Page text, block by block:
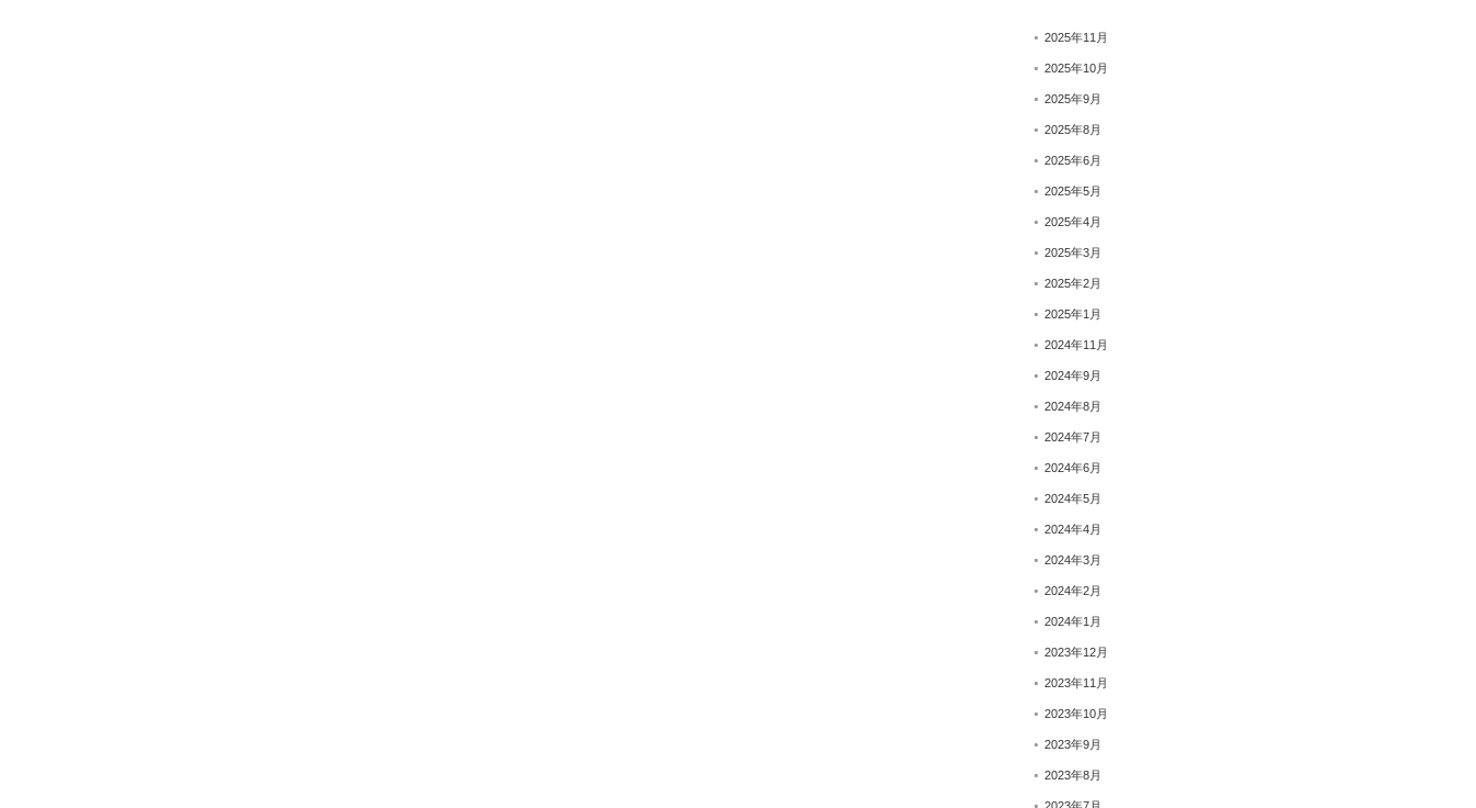
2025年11月
2025年10月
2025年9月
2025年8月
2025年6月
2025年5月
2025年4月
2025年3月
2025年2月
2025年1月
2024年11月
2024年9月
2024年8月
2024年7月
2024年6月
2024年5月
2024年4月
2024年3月
2024年2月
2024年1月
2023年12月
2023年11月
2023年10月
2023年9月
2023年8月